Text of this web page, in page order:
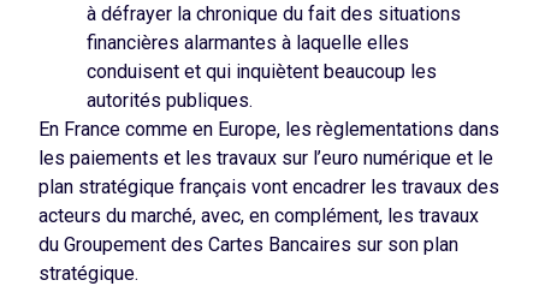
à défrayer la chronique du fait des situations
financières alarmantes à laquelle elles
conduisent et qui inquiètent beaucoup les
autorités publiques.
En France comme en Europe, les règlementations dans
les paiements et les travaux sur l’euro numérique et le
plan stratégique français vont encadrer les travaux des
acteurs du marché, avec, en complément, les travaux
du Groupement des Cartes Bancaires sur son plan
stratégique.